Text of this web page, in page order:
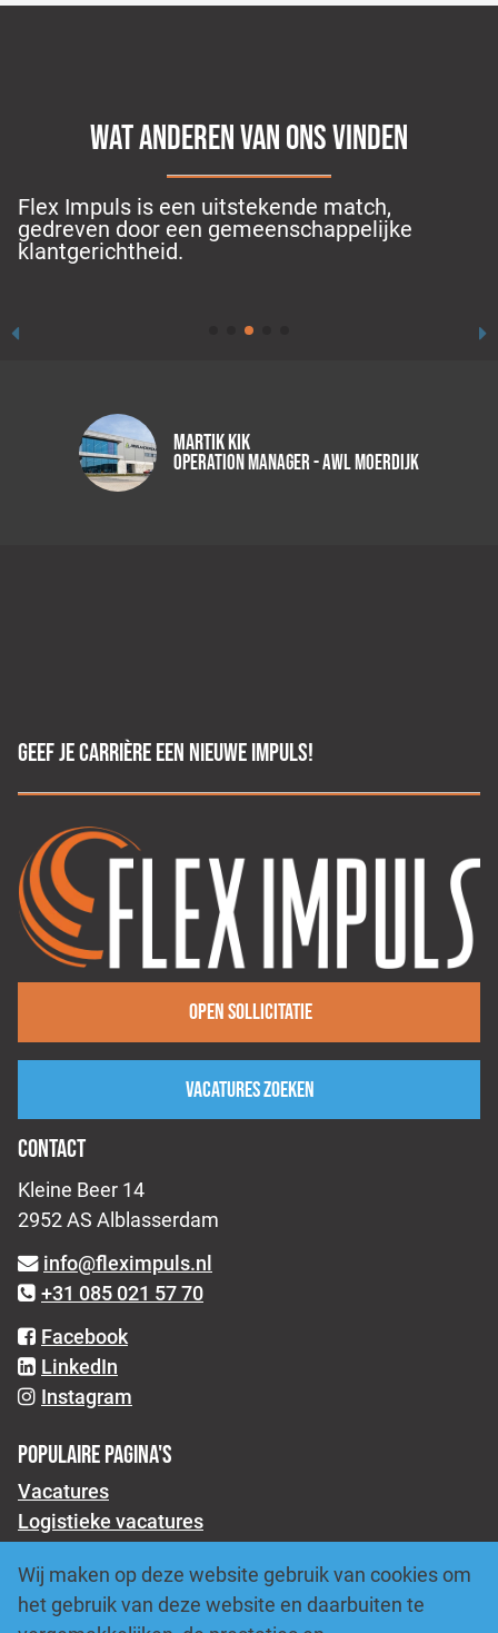
WAT ANDEREN VAN ONS VINDEN
Flex Impuls is een uitstekende match,
gedreven door een gemeenschappelijke
klantgerichtheid.
Martik Kik
Operation Manager - AWL Moerdijk
GEEF JE CARRIÈRE EEN NIEUWE IMPULS!
Open sollicitatie
Vacatures zoeken
CONTACT
Kleine Beer 14
2952 AS Alblasserdam
info@fleximpuls.nl
+31 085 021 57 70
Facebook
LinkedIn
Instagram
POPULAIRE PAGINA'S
Vacatures
Logistieke vacatures
Transport vacatures
Over ons
Wij maken op deze website gebruik van cookies om
het gebruik van deze website en daarbuiten te